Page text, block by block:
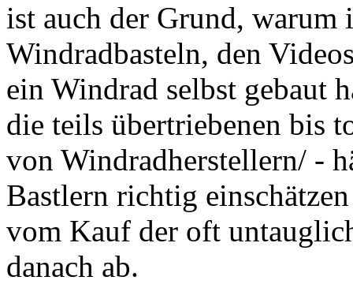
ist auch der Grund,
Windradbasteln, den
ein Windrad selbst gebaut
die teils übertriebenen bis
von Windradherstellern/ -
Bastlern richtig
vom Kauf der oft
danach ab.